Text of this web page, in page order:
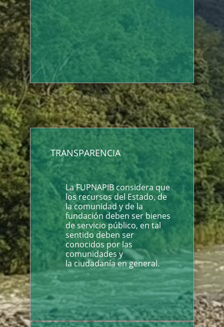
TRANSPARENCIA
La FUPNAPIB considera que
los recursos del Estado, de
la comunidad y de la
fundación deben ser bienes
de servicio público, en tal
sentido deben ser
conocidos por las
comunidades y
la ciudadanía en general.